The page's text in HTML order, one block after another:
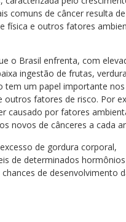
comuns de câncer resulta
física e outros fatores
o Brasil enfrenta, com
ingestão de frutas,
tem um papel importante
outros fatores de risco. Por
causado por fatores
novos de cânceres a cada
de gordura corporal,
de determinados
de desenvolvimento